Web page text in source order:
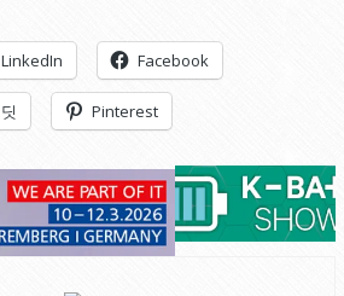
LinkedIn Facebook
Pinterest